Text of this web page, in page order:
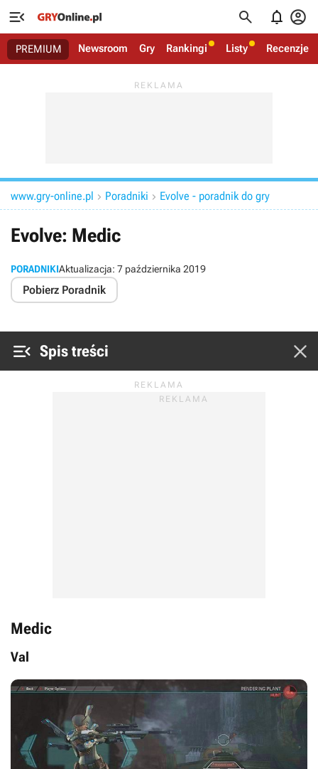
   
PREMIUM Newsroom Gry Rankingi Listy Recenzje
www.gry-online.pl  Poradniki  Evolve - poradnik do gry
Evolve: Medic
PORADNIKIAktualizacja: 7 października 2019
Pobierz Poradnik
 Spis treści 
Medic
Val